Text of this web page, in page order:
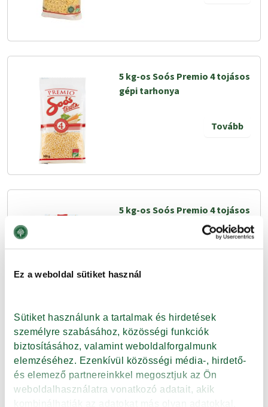
Ez a weboldal sütiket használ
Sütiket használunk a tartalmak és hirdetések
személyre szabásához, közösségi funkciók
biztosításához, valamint weboldalforgalmunk
elemzéséhez. Ezenkívül közösségi média-, hirdető-
és elemező partnereinkkel megosztjuk az Ön
weboldalhasználatra vonatkozó adatait, akik
kombinálhatják az adatokat más olyan adatokkal,
5 kg-os Soós Premio 4 tojásos
gépi tarhonya
Tovább
5 kg-os Soós Premio 4 tojásos
5 kg-os Soós Premio 4 tojásos
préselt csiga
Tovább